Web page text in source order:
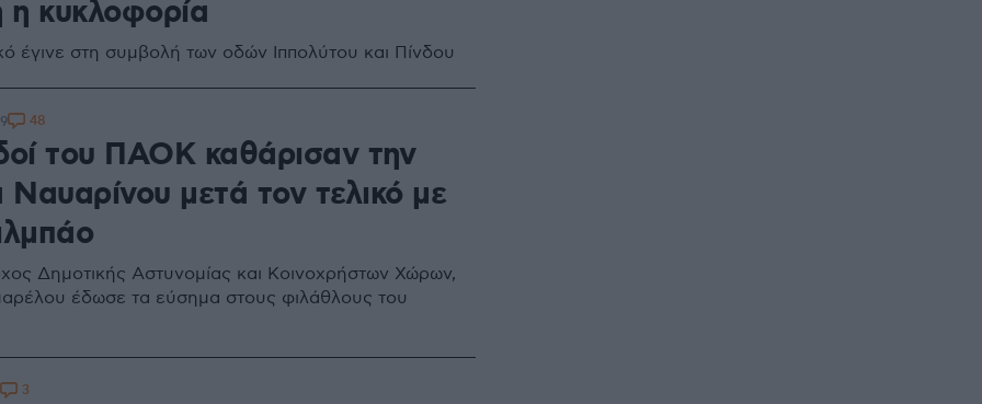
η κυκλοφορία
έγινε στη συμβολή των οδών Ιππολύτου και Πίνδου
του ΠΑΟΚ καθάρισαν την
Ναυαρίνου μετά τον τελικό με
Δημοτικής Αστυνομίας και Κοινοχρήστων Χώρων,
έδωσε τα εύσημα στους φιλάθλους του
48
3